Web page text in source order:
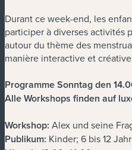
Durant ce week-end, les
participer à diverses activités
autour du thème des
manière interactive et
Programme Sonntag den
Alle Workshops finden auf
Workshop: Alex und seine
Publikum: Kinder; 6 bis 12